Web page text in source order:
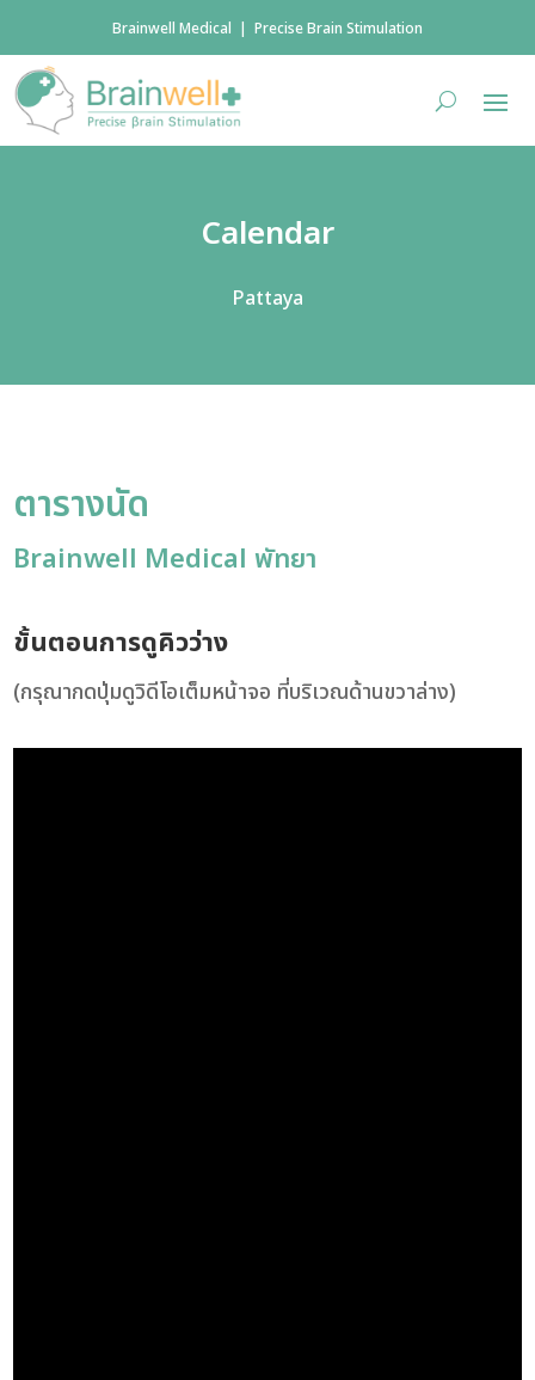
Brainwell Medical | Precise Brain Stimulation
Calendar
Pattaya
ตารางนัด
Brainwell Medical พัทยา
ขั้นตอนการดูคิวว่าง
(กรุณากดปุ่มดูวิดีโอเต็มหน้าจอ ที่บริเวณด้านขวาล่าง)